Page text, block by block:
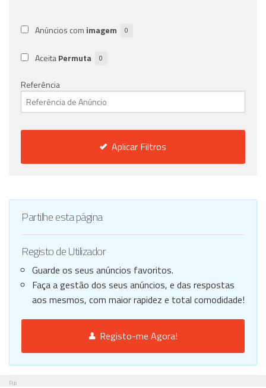
Anúncios com imagem 0
AceitaPermuta 0
Referência
Aplicar Filtros
Partilhe esta página
Registo de Utilizador
Guarde os seus anúncios favoritos.
Faça a gestão dos seus anúncios, e das respostas
aos mesmos, com maior rapidez e total comodidade!
Registo-me Agora!
Pub